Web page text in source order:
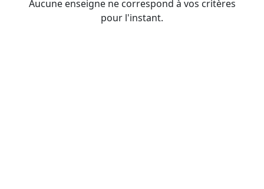
Aucune enseigne ne correspond à vos critères
pour l'instant.